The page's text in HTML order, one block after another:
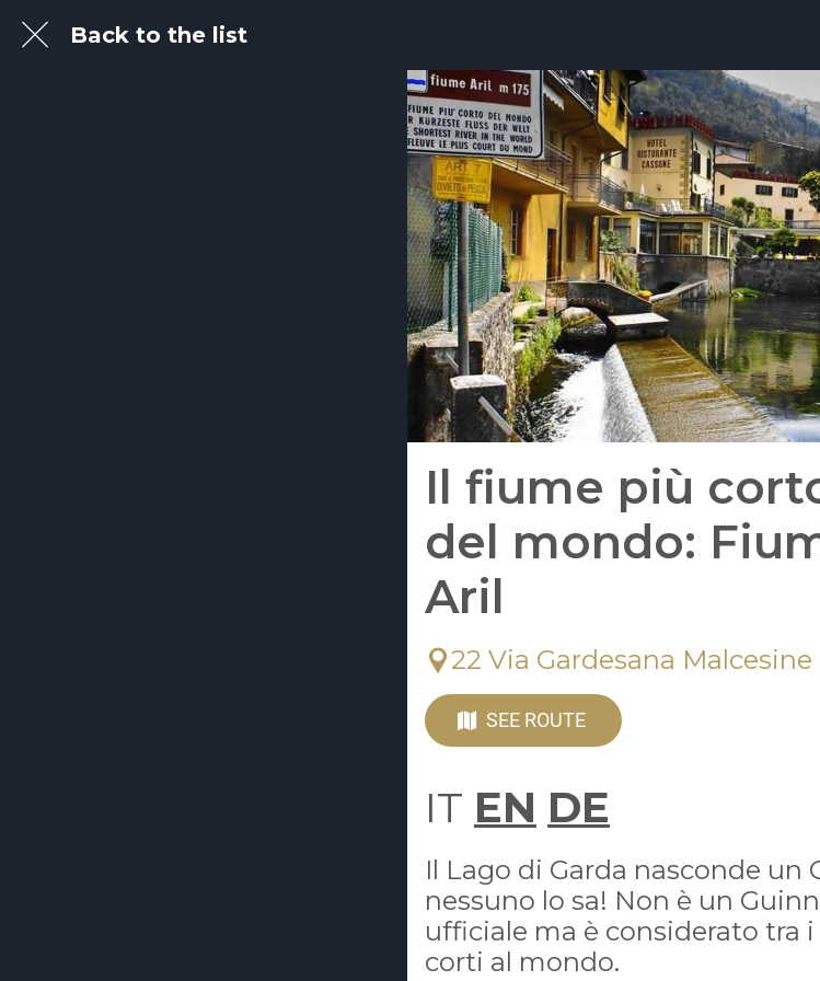
Back to the list
Il fiume più
del mondo:
Aril
22 Via Gardesana Malcesine
SEE ROUTE
IT EN DE
Il Lago di Garda nasconde un
nessuno lo sa! Non è un
ufficiale ma è considerato tra
corti al mondo.